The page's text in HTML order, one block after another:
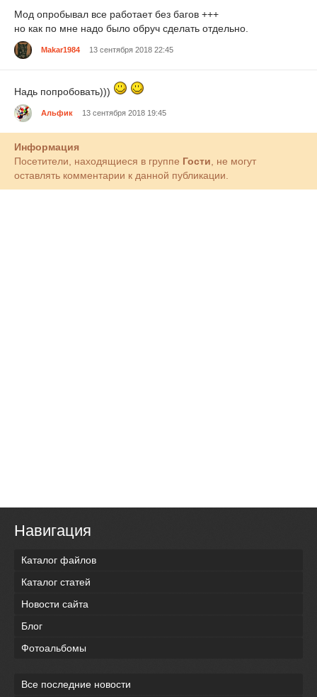
Мод опробывал все работает без багов +++
но как по мне надо было обруч сделать отдельно.
Makar1984 13 сентября 2018 22:45
Надь попробовать)))
Альфик 13 сентября 2018 19:45
Информация
Посетители, находящиеся в группе Гости , не могут
оставлять комментарии к данной публикации.
Навигация
Каталог файлов
Каталог статей
Новости сайта
Блог
Фотоальбомы
Все последние новости